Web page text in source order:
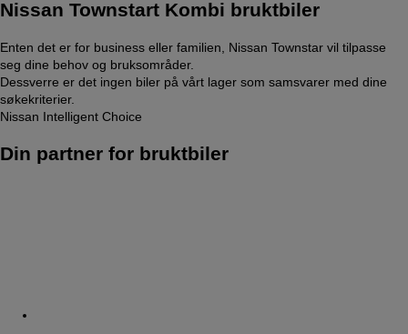
Nissan Townstart Kombi bruktbiler
Enten det er for business eller familien, Nissan Townstar vil tilpasse
seg dine behov og bruksområder.
Dessverre er det ingen biler på vårt lager som samsvarer med dine
søkekriterier.
Nissan Intelligent Choice
Din partner for bruktbiler